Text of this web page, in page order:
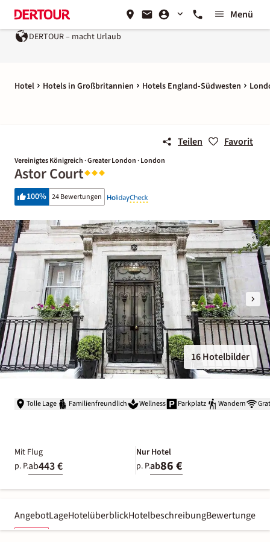
Menü
DERTOUR – macht Urlaub
Hotel Hotels in Großbritannien Hotels England-Südwesten
Teilen Favorit
Vereinigtes Königreich · Greater London · London
Astor Court
100% 24 Bewertungen
16 Hotelbilder
Tolle Lage Familienfreundlich Wellness Parkplatz Wandern
Mit Flug
p. P.ab443 €
Nur Hotel
p. P.ab86 €
AngebotLageHotelüberblickHotelbeschreibungBewertungen